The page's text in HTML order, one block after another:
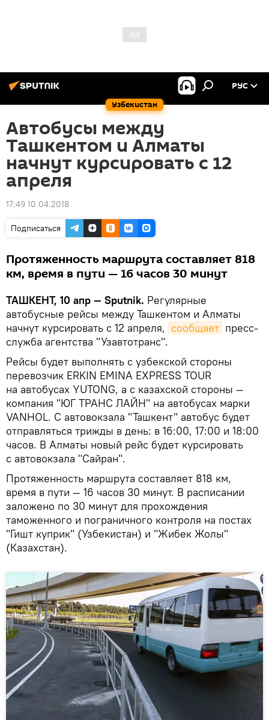
Узбекистан
РУС
Автобусы между
Ташкентом и Алматы
начнут курсировать с 12
апреля
17:49 10.04.2018
Подписаться
Протяженность маршрута составляет 818
км, время в пути — 16 часов 30 минут
ТАШКЕНТ, 10 апр — Sputnik. Регулярные
автобусные рейсы между Ташкентом и Алматы
начнут курсировать с 12 апреля, сообщает пресс-
служба агентства "Узавтотранс".
Рейсы будет выполнять с узбекской стороны
перевозчик ERKIN EMINA EXPRESS TOUR
на автобусах YUTONG, а с казахской стороны —
компания "ЮГ ТРАНС ЛАЙН" на автобусах марки
VANHOL. С автовокзала "Ташкент" автобус будет
отправляться трижды в день: в 16:00, 17:00 и 18:00
часов. В Алматы новый рейс будет курсировать
с автовокзала "Сайран".
Протяженность маршрута составляет 818 км,
время в пути — 16 часов 30 минут. В расписании
заложено по 30 минут для прохождения
таможенного и пограничного контроля на постах
"Гишт куприк" (Узбекистан) и "Жибек Жолы"
(Казахстан).